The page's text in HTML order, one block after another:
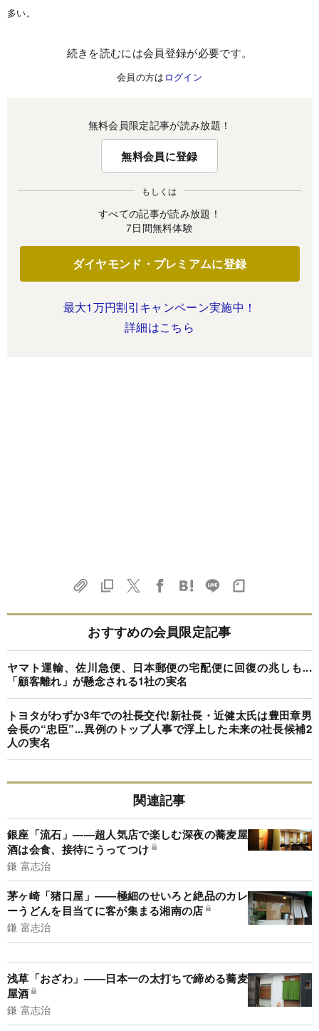
多い。
続きを読むには会員登録が必要です。
会員の方は ログイン
無料会員限定記事が読み放題！
無料会員に登録
もしくは
すべての記事が読み放題！
7日間無料体験
ダイヤモンド・プレミアムに登録
最大1万円割引キャンペーン実施中！
詳細はこちら
おすすめの会員限定記事
ヤマト運輸、佐川急便、日本郵便の宅配便に回復の兆しも...
「顧客離れ」が懸念される1社の実名
トヨタがわずか3年での社長交代!新社長・近健太氏は豊田章男
会長の“忠臣”...異例のトップ人事で浮上した未来の社長候補2
人の実名
関連記事
銀座「流石」――超人気店で楽しむ深夜の蕎麦屋
酒は会食、接待にうってつけ
鎌 富志治
茅ヶ崎「猪口屋」――極細のせいろと絶品のカレ
ーうどんを目当てに客が集まる湘南の店
鎌 富志治
浅草「おざわ」――日本一の太打ちで締める蕎麦
屋酒
鎌 富志治